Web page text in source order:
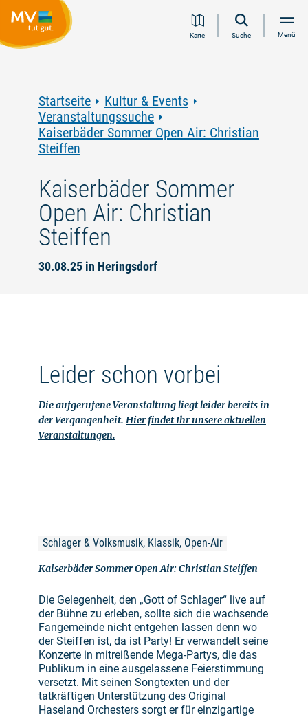
Inhalt
Navigation
Volltextsuche
FooterKarte Suche Menü
Startseite
Kultur & Events
Veranstaltungssuche
Kaiserbäder Sommer Open Air: Christian
Steiffen
Kaiserbäder Sommer
Open Air: Christian
Steiffen
30.08.25 in Heringsdorf
Leider schon vorbei
Die aufgerufene Veranstaltung liegt leider bereits in
der Vergangenheit. Hier findet Ihr unsere aktuellen
Veranstaltungen.
Schlager & Volksmusik, Klassik, Open-Air
Kaiserbäder Sommer Open Air: Christian Steiffen
Die Gelegenheit, den „Gott of Schlager“ live auf
der Bühne zu erleben, sollte sich die wachsende
Fangemeinde nicht entgehen lassen denn wo
der Steiffen ist, da ist Party! Er verwandelt seine
Konzerte in mitreißende Mega-Partys, die das
Publikum in eine ausgelassene Feierstimmung
versetzt. Mit seinen Songtexten und der
tatkräftigen Unterstützung des Original
Haseland Orchesters sorgt er für einzigartige